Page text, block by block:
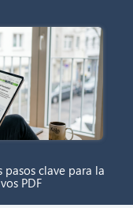
clave para la
PDF